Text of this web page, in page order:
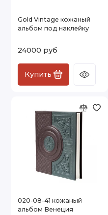
Gold Vintage кожаный
альбом под наклейку
24000 руб
Купить
020-08-41 кожаный
альбом Венеция